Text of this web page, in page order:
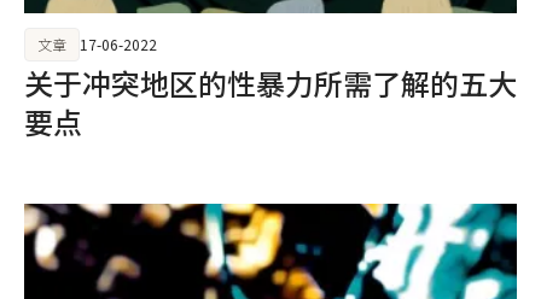
关于冲突地区的性暴力所需了解的五大
要点
文章 17-06-2022